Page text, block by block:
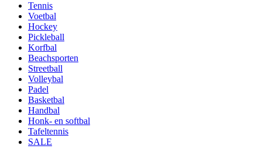
Tennis
Voetbal
Hockey
Pickleball
Korfbal
Beachsporten
Streetball
Volleybal
Padel
Basketbal
Handbal
Honk- en softbal
Tafeltennis
SALE